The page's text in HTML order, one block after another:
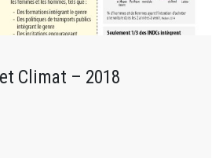
Climat – 2018